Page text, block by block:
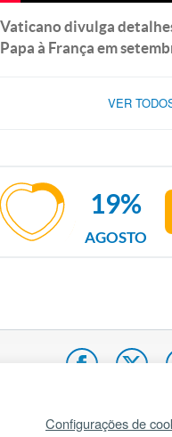
Vaticano divulga
Papa à França em
VER
AGOSTO
19%
do site Internacional
Configurações de